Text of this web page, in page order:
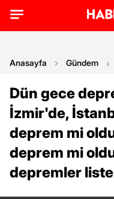
Anasayfa Gündem
Dün gece
İzmir'de,
deprem mi
deprem mi
depremler